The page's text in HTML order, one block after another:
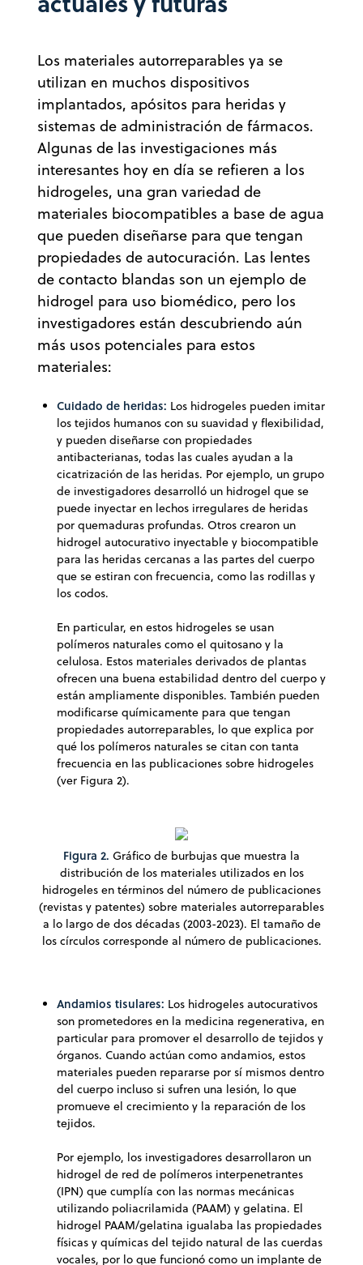
Los materiales autorreparables ya se
utilizan en muchos dispositivos
implantados, apósitos para heridas y
sistemas de administración de fármacos.
Algunas de las investigaciones más
interesantes hoy en día se refieren a los
hidrogeles, una gran variedad de
materiales biocompatibles a base de agua
que pueden diseñarse para que tengan
propiedades de autocuración. Las lentes
de contacto blandas son un ejemplo de
hidrogel para uso biomédico, pero los
investigadores están descubriendo aún
más usos potenciales para estos
materiales:
Cuidado de heridas: Los hidrogeles pueden imitar
los tejidos humanos con su suavidad y flexibilidad,
y pueden diseñarse con propiedades
antibacterianas, todas las cuales ayudan a la
cicatrización de las heridas. Por ejemplo, un grupo
de investigadores desarrolló un hidrogel que se
puede inyectar en lechos irregulares de heridas
por quemaduras profundas. Otros crearon un
hidrogel autocurativo inyectable y biocompatible
para las heridas cercanas a las partes del cuerpo
que se estiran con frecuencia, como las rodillas y
los codos.
En particular, en estos hidrogeles se usan
polímeros naturales como el quitosano y la
celulosa. Estos materiales derivados de plantas
ofrecen una buena estabilidad dentro del cuerpo y
están ampliamente disponibles. También pueden
modificarse químicamente para que tengan
propiedades autorreparables, lo que explica por
qué los polímeros naturales se citan con tanta
frecuencia en las publicaciones sobre hidrogeles
(ver Figura 2).
Figura 2. Gráfico de burbujas que muestra la
distribución de los materiales utilizados en los
hidrogeles en términos del número de publicaciones
(revistas y patentes) sobre materiales autorreparables
a lo largo de dos décadas (2003-2023). El tamaño de
los círculos corresponde al número de publicaciones.
Andamios tisulares: Los hidrogeles autocurativos
son prometedores en la medicina regenerativa, en
particular para promover el desarrollo de tejidos y
órganos. Cuando actúan como andamios, estos
materiales pueden repararse por sí mismos dentro
del cuerpo incluso si sufren una lesión, lo que
promueve el crecimiento y la reparación de los
tejidos.
Por ejemplo, los investigadores desarrollaron un
hidrogel de red de polímeros interpenetrantes
(IPN) que cumplía con las normas mecánicas
utilizando poliacrilamida (PAAM) y gelatina. El
hidrogel PAAM/gelatina igualaba las propiedades
físicas y químicas del tejido natural de las cuerdas
vocales, por lo que funcionó como un implante de